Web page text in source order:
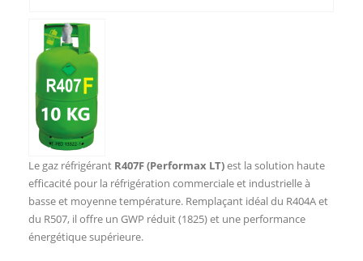
Le gaz réfrigérant R407F (Performax LT)est la solution haute
efficacité pour la réfrigération commerciale et industrielle à
basse et moyenne température. Remplaçant idéal du R404A et
du R507, il offre un GWP réduit (1825) et une performance
énergétique supérieure.